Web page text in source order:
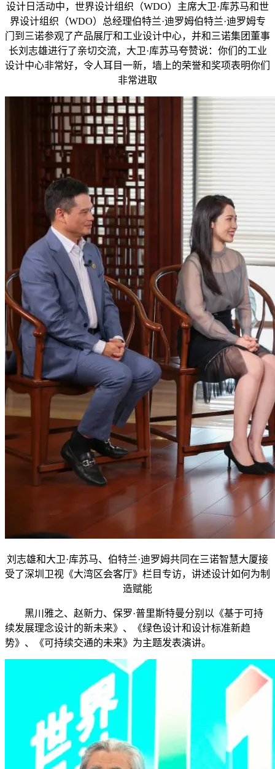
设计日活动中，世界设计组织（WDO）主席大卫·库苏马和世
界设计组织（WDO）总经理伯特兰·迪罗姆伯特兰·迪罗姆专
门到三诺参观了产品展厅和工业设计中心，并和三诺集团董事
长刘志雄进行了亲切交流，大卫·库苏马夸赞说：你们的工业
设计中心非常好，令人耳目一新，墙上的荣誉和奖项表明你们
非常进取
刘志雄和大卫·库苏马、伯特兰·迪罗姆共同在三诺智慧大厦接
受了深圳卫视《大湾区会客厅》栏目专访，讲述设计如何为制
造赋能
黑川雅之、赵新力、保罗·普里斯特曼分别以《基于可持
续发展理念设计的新未来》、《绿色设计和设计标准新趋
势》、《可持续交通的未来》为主题发表演讲。